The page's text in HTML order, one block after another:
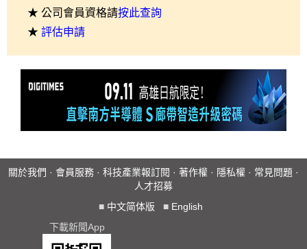
★ 公司會員資格請按此查詢
★ 評估申請
關於我們 · 會員服務 · 科技產業報訂閱 · 著作權 · 隱私權 · 常見問題 ·
人才招募
■ 中文简体版 ■ English
下載新聞App